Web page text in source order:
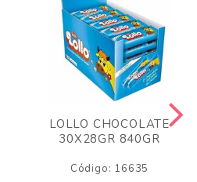
LOLLO CHOCOLATE
30X28GR 840GR
Código: 16635